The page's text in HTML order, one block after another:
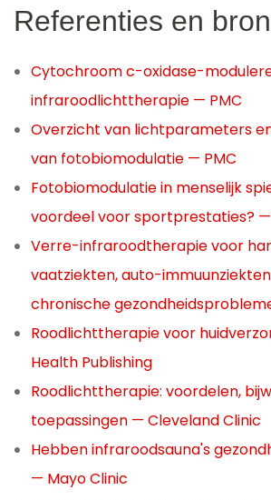
Referenties en
Cytochroom c-oxidase-
infraroodlichttherapie — PMC
Overzicht van lichtparameters
van fotobiomodulatie — PMC
Fotobiomodulatie in menselijk
voordeel voor sportprestaties? —
Verre-infraroodtherapie voor
vaatziekten, auto-
chronische
Roodlichttherapie voor
Health Publishing
Roodlichttherapie: voordelen,
toepassingen — Cleveland Clinic
Hebben infraroodsauna's
— Mayo Clinic